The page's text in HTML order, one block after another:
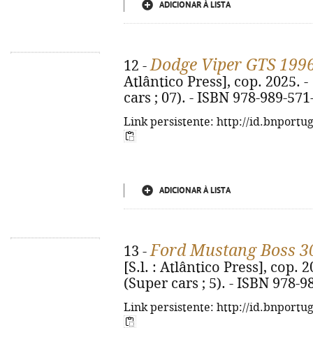
ADICIONAR À LISTA
12 -Dodge Viper GTS
Atlântico Press], cop. 2025.
cars ; 07). - ISBN 978-989-
Link persistente: http://
ADICIONAR À LISTA
13 -Ford Mustang Boss
[S.l. : Atlântico Press], cop.
(Super cars ; 5). - ISBN 978-
Link persistente: http://